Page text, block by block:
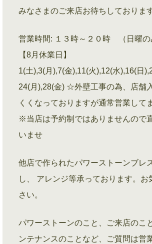
みなさまのご来店お待ちしておりま
営業時間: １３時～２０時 （日曜の
【8月休業日】
1(土),3(月),7(金),11(火),12(水),16(日
24(月),28(金) ☆外壁工事の為、店舗
くくなっておりますが通常営業して
※当店は予約制ではありませんので
いませ
他店で作られたパワーストーンブレ
し、 アレンジ等承っております。お
さい。
パワーストーンのこと、ご来店のこ
ンテナンスのことなど、ご質問は営